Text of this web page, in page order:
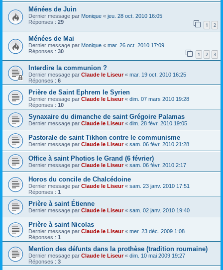
Ménées de Juin
Dernier message par Monique « jeu. 28 oct. 2010 16:05
Réponses : 29 1 2
Ménées de Mai
Dernier message par Monique « mar. 26 oct. 2010 17:09
Réponses : 30 1 2 3
Interdire la communion ?
Dernier message par Claude le Liseur« mar. 19 oct. 2010 16:25
Réponses : 6
Prière de Saint Ephrem le Syrien
Dernier message par Claude le Liseur« dim. 07 mars 2010 19:28
Réponses : 10
Synaxaire du dimanche de saint Grégoire Palamas
Dernier message par Claude le Liseur« dim. 28 févr. 2010 19:05
Pastorale de saint Tikhon contre le communisme
Dernier message par Claude le Liseur« sam. 06 févr. 2010 21:28
Office à saint Photios le Grand (6 février)
Dernier message par Claude le Liseur« sam. 06 févr. 2010 2:17
Horos du concile de Chalcédoine
Dernier message par Claude le Liseur« sam. 23 janv. 2010 17:51
Réponses : 1
Prière à saint Étienne
Dernier message par Claude le Liseur« sam. 02 janv. 2010 19:40
Prière à saint Nicolas
Dernier message par Claude le Liseur« mer. 23 déc. 2009 1:08
Réponses : 1
Mention des défunts dans la prothèse (tradition roumaine)
Dernier message par Claude le Liseur« dim. 10 mai 2009 19:27
Réponses : 3